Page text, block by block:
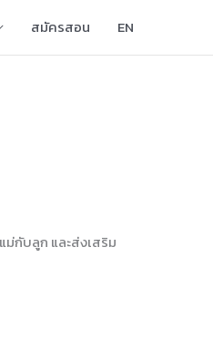
สมัครสอน EN
กับลูก และส่งเสริม